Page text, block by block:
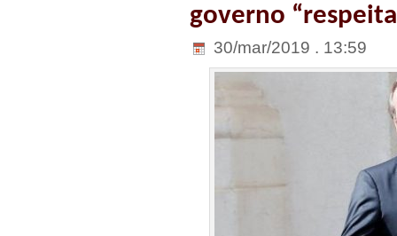
governo
30/mar/2019 . 13:59